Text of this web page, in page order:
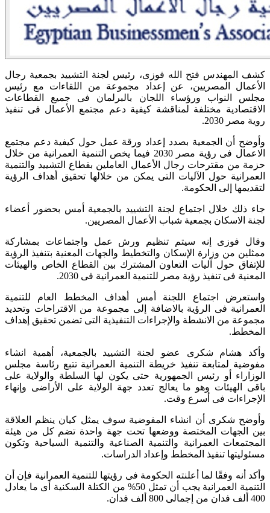
كشف المهندس فتح الله فوزى، رئيس لجنة التشييد بجمعية رجال
الأعمال المصريين، عن إعداد مجموعة من اللقاءات مع رئيس
مجلس النواب ورؤساء اللجان بالبرلمان فى جميع القطاعات
الاقتصادية مختلفة لمناقشة كيفية دعم مجتمع الأعمال فى تنفيذ
روية مصر 2030.
وأوضح أن الجمعية بصدد إعداد ورقة عمل حول كيفية دعم مجتمع
الاعمال فى رؤية مصر 2030 فيما يخص التنمية العمرانية من خلال
حزمة من مقترحات رجال الأعمال العاملين بقطاع التشييد والتنمية
العمرانية حول الآليات التى يمكن من خلالها تحقيق أهداف الرؤية
لتقديمها إلى الحكومة.
جاء ذلك خلال اجتماع لجنة التشييد بالجمعية أمس بحضور أعضاء
لجنة الاسكان بجمعية شباب الأعمال المصريين.
وقال فوزى إنه سيتم تنظيم ورش عمل واجتماعات بمشاركة
ممثلين من وزارة الإسكان والتخطيط والجهات المعنية بتنفيذ الرؤية
للإتفاق حول آليات التعاون المشترك بين القطاع الخاص والهيئات
المعنية فى تنفيذ رؤية مصر للتنمية العمرانية فى 2030.
واستعرض اجتماع اللجنة أمس أهداف المخطط العام للتنمية
العمرانية فى الرؤية بالاضافة إلى مجموعة من الاقتراحات وتحديد
مجموعة من الانشطة والإجراءات التنفيذية التى تضمن تحقيق إهداف
المخطط.
وأكد هشام شكرى عضو لجنة التشييد بالجمعية، أهمية انشاء
مفوضية لمتابعة تنفيذ خريطة التنمية العمرانية تتبع رئاسة مجلس
الوزاراء أو رئيس الجمهورية حتى يكون لها السلطة والولاية على
باقى الهيئات وهو ما يعالج تعدد جهة الولاية على الأراضى وإنهاء
الإجراءات فى أسرع وقت.
وأوضح شكرى أن انشاء المفوضية سوف يمثل كيان ينظم العلاقة
بين الجهات المختصة ووضعها تحت جهة واحدة تضم كل من هيئة
المجتمعات العمرانية والتنمية الصناعية والتنمية السياحية وتكون
مسئوليتها تنفيذ المخطط وإعداد الدراسات.
وأكد أنه وفقًا لما أعلنته الحكومة فى رؤيتها للتنمية العمرانية فإن أن
التنمية العمرانية يجب أن تمثل 50% من الكتلة السكنية أى ما يعادل
400 ألف فدان من إجمالى 800 ألف فدان.